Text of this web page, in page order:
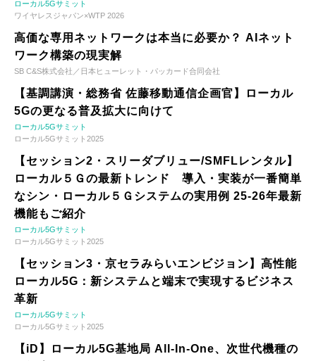
ローカル5Gサミット
ワイヤレスジャパン×WTP 2026
高価な専用ネットワークは本当に必要か？ AIネット
ワーク構築の現実解
SB C&S株式会社／日本ヒューレット・パッカード合同会社
【基調講演・総務省 佐藤移動通信企画官】ローカル
5Gの更なる普及拡大に向けて
ローカル5Gサミット
ローカル5Gサミット2025
【セッション2・スリーダブリュー/SMFLレンタル】
ローカル５Ｇの最新トレンド 導入・実装が一番簡単
なシン・ローカル５Ｇシステムの実用例 25-26年最新
機能もご紹介
ローカル5Gサミット
ローカル5Gサミット2025
【セッション3・京セラみらいエンビジョン】高性能
ローカル5G：新システムと端末で実現するビジネス
革新
ローカル5Gサミット
ローカル5Gサミット2025
【iD】ローカル5G基地局 All-In-One、次世代機種の